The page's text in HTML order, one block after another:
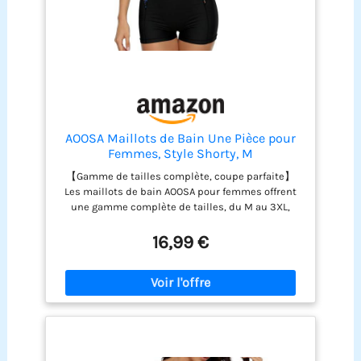
AOOSA Maillots de Bain Une Pièce pour
Femmes, Style Shorty, M
【Gamme de tailles complète, coupe parfaite】
Les maillots de bain AOOSA pour femmes offrent
une gamme complète de tailles, du M au 3XL,
vous recommandons de consulter le guide des
tailles pour un ajustement confortable et flatteur
qui mettra en valeur vos courbes 【Soutien-gorge
amovible pour un maintien optimal】Ce maillot
de bain est doté d'un soutien-gorge à coussinets
amovibles et de bretelles élargies pour un
16,99 €